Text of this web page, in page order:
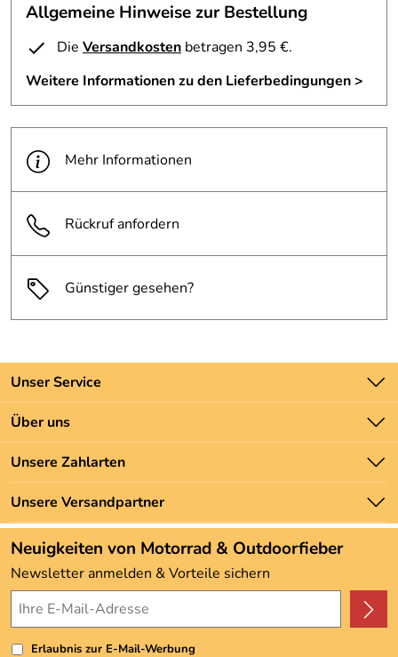
Allgemeine Hinweise zur Bestellung
Die Versandkosten betragen 3,95 €.
Weitere Informationen zu den Lieferbedingungen >
Mehr Informationen
Rückruf anfordern
Günstiger gesehen?
Unser Service
Kontakt
Batteriegesetz
Newsletter
Zahlung und Versand
Über uns
Unsere Bestseller
Marken
Neu
Angebote
Kundenbewertungen (3.493)
4,9/5*****
Unsere Zahlarten
Unsere Versandpartner
Neuigkeiten von Motorrad & Outdoorfieber
Newsletter anmelden & Vorteile sichern
Erlaubnis zur E-Mail-Werbung